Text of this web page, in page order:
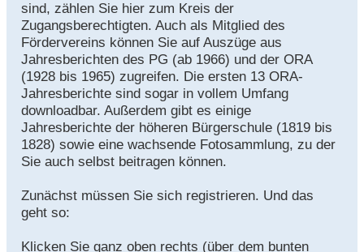
a
g
sind, zählen Sie hier zum Kreis der
Zugangsberechtigten. Auch als Mitglied des
Fördervereins können Sie auf Auszüge aus
Jahresberichten des PG (ab 1966) und der ORA
(1928 bis 1965) zugreifen. Die ersten 13 ORA-
Jahresberichte sind sogar in vollem Umfang
downloadbar. Außerdem gibt es einige
Jahresberichte der höheren Bürgerschule (1819 bis
1828) sowie eine wachsende Fotosammlung, zu der
Sie auch selbst beitragen können.
Zunächst müssen Sie sich registrieren. Und das
geht so:
Klicken Sie ganz oben rechts (über dem bunten